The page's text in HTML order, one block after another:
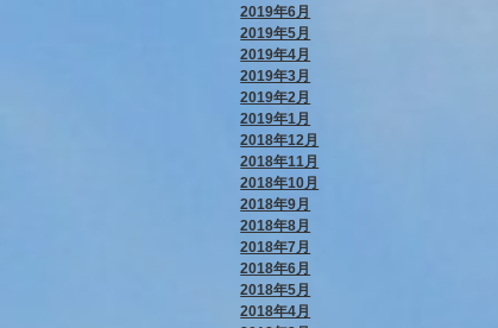
2019年6月
2019年5月
2019年4月
2019年3月
2019年2月
2019年1月
2018年12月
2018年11月
2018年10月
2018年9月
2018年8月
2018年7月
2018年6月
2018年5月
2018年4月